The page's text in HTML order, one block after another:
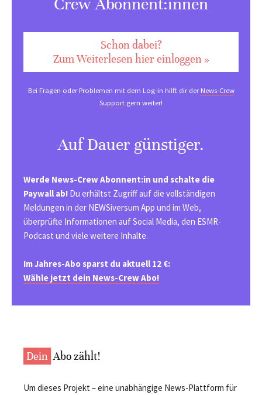
Schon dabei?
Zum Weiterlesen hier einloggen »
Bei Fragen oder Problemen mit dem Log-in hilft dir derNews-Crew
Support gern weiter!
Auf Dauer günstiger.
Werde News-Crew Abonnent:in und schalte die
Paywall ab! Du erhältst Zugriff auf die vollständigen
Meldungen in der NEWSiversum App und im Web,
überprüfte Informationen auf Social Media, den ESMR-
Podcast und viele weitere Inhalte.
Im Jahres-Abo sparst du aktuell 12 €:
Wähle jetzt dein News-Crew Abo!
Dein Abo zählt!
Um dieses Projekt – eine unabhängige News-Plattform für